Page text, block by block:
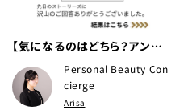
【気になるのはどちら？アンケ
ート結果☺️】Personal Beauty Con
cierge
Arisa